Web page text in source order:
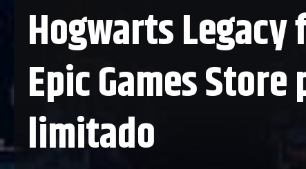
Hogwarts Legacy
Epic Games
limitado